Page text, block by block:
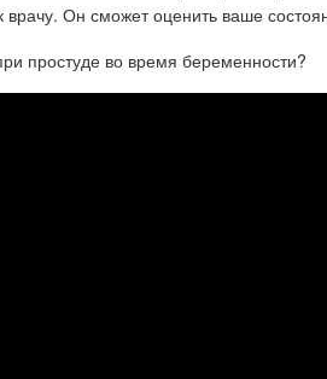
врачу. Он сможет оценить ваше
простуде во время беременности?